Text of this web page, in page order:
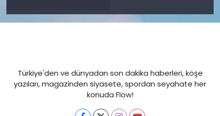
Türkiye'den ve dünyadan son dakika haberleri, köşe
yazıları, magazinden siyasete, spordan seyahate her
konuda Flow!